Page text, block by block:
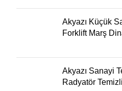
Akyazı Küçük
Forklift Marş
Akyazı Sanayi
Radyatör